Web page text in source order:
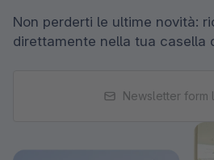
Non perderti le ultime novità:
direttamente nella tua casella
Newsletter form